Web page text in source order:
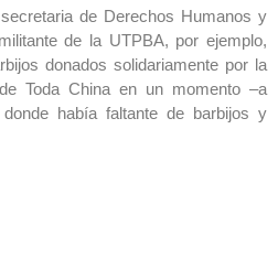
de Derechos Humanos y
de la UTPBA, por ejemplo,
donados solidariamente por la
Toda China en un momento –a
había faltante de barbijos y